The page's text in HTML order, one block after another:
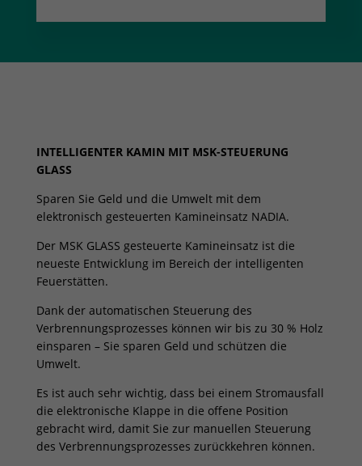
200
GLASS
INTELLIGENTER KAMIN MIT MSK-STEUERUNG
GLASS
Sparen Sie Geld und die Umwelt mit dem
elektronisch gesteuerten Kamineinsatz NADIA.
Der MSK GLASS gesteuerte Kamineinsatz ist die
neueste Entwicklung im Bereich der intelligenten
Feuerstätten.
Dank der automatischen Steuerung des
Verbrennungsprozesses können wir bis zu 30 % Holz
einsparen – Sie sparen Geld und schützen die
Umwelt.
Es ist auch sehr wichtig, dass bei einem Stromausfall
die elektronische Klappe in die offene Position
gebracht wird, damit Sie zur manuellen Steuerung
des Verbrennungsprozesses zurückkehren können.